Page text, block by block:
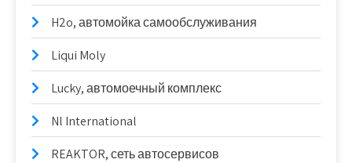
H2o, автомойка самообслуживания
Liqui Moly
Lucky, автомоечный комплекс
Nl International
REAKTOR, сеть автосервисов